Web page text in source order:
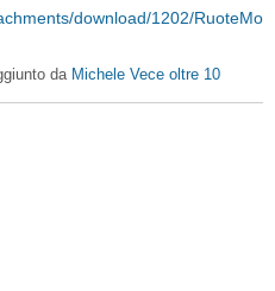
download/1202/RuoteMo
da Michele Vece oltre 10